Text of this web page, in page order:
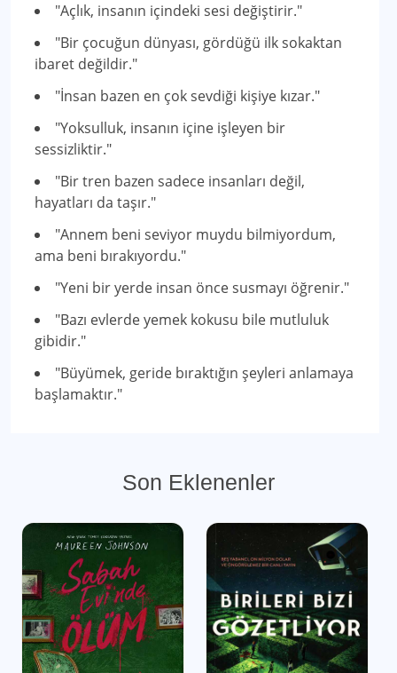
"Açlık, insanın içindeki sesi değiştirir."
"Bir çocuğun dünyası, gördüğü ilk sokaktan
ibaret değildir."
"İnsan bazen en çok sevdiği kişiye kızar."
"Yoksulluk, insanın içine işleyen bir
sessizliktir."
"Bir tren bazen sadece insanları değil,
hayatları da taşır."
"Annem beni seviyor muydu bilmiyordum,
ama beni bırakıyordu."
"Yeni bir yerde insan önce susmayı öğrenir."
"Bazı evlerde yemek kokusu bile mutluluk
gibidir."
"Büyümek, geride bıraktığın şeyleri anlamaya
başlamaktır."
Son Eklenenler